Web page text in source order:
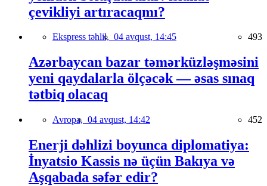
çevikliyi artıracaqmı?
Ekspress təhlil, 04 avqust, 14:45 493
Azərbaycan bazar təmərküzləşməsini
yeni qaydalarla ölçəcək — əsas sınaq
tətbiq olacaq
Avropa, 04 avqust, 14:42 452
Enerji dəhlizi boyunca diplomatiya:
İnyatsio Kassis nə üçün Bakıya və
Aşqabada səfər edir?